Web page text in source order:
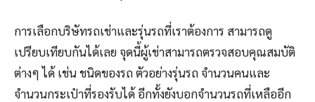
การเลือกบริษัทรถเช่าและรุ่นรถที่เราต้องการ สามารถดู
เปรียบเทียบกันได้เลย จุดนี้ผู้เช่าสามารถตรวจสอบคุณสมบัติ
ต่างๆ ได้ เช่น ชนิดของรถ ตัวอย่างรุ่นรถ จำนวนคนและ
จำนวนกระเป๋าที่รองรับได้ อีกทั้งยังบอกจำนวนรถที่เหลืออีก